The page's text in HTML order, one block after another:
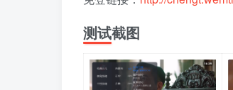
测试截图